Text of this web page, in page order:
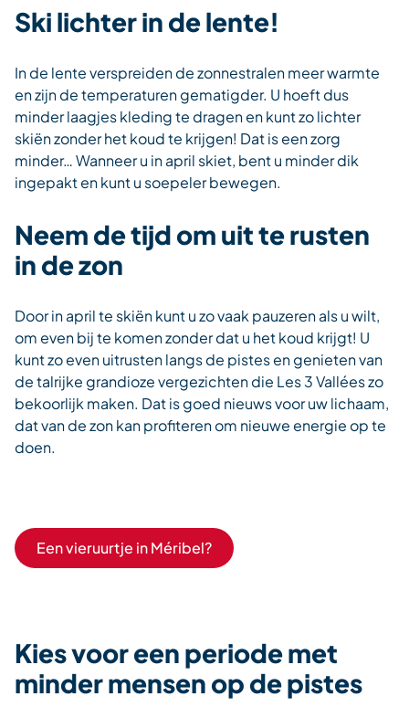
Ski lichter in de lente!
In de lente verspreiden de zonnestralen meer warmte
en zijn de temperaturen gematigder. U hoeft dus
minder laagjes kleding te dragen en kunt zo lichter
skiën zonder het koud te krijgen! Dat is een zorg
minder… Wanneer u in april skiet, bent u minder dik
ingepakt en kunt u soepeler bewegen.
Neem de tijd om uit te rusten
in de zon
Door in april te skiën kunt u zo vaak pauzeren als u wilt,
om even bij te komen zonder dat u het koud krijgt! U
kunt zo even uitrusten langs de pistes en genieten van
de talrijke grandioze vergezichten die Les 3 Vallées zo
bekoorlijk maken. Dat is goed nieuws voor uw lichaam,
dat van de zon kan profiteren om nieuwe energie op te
doen.
Een vieruurtje in Méribel?
Kies voor een periode met
minder mensen op de pistes